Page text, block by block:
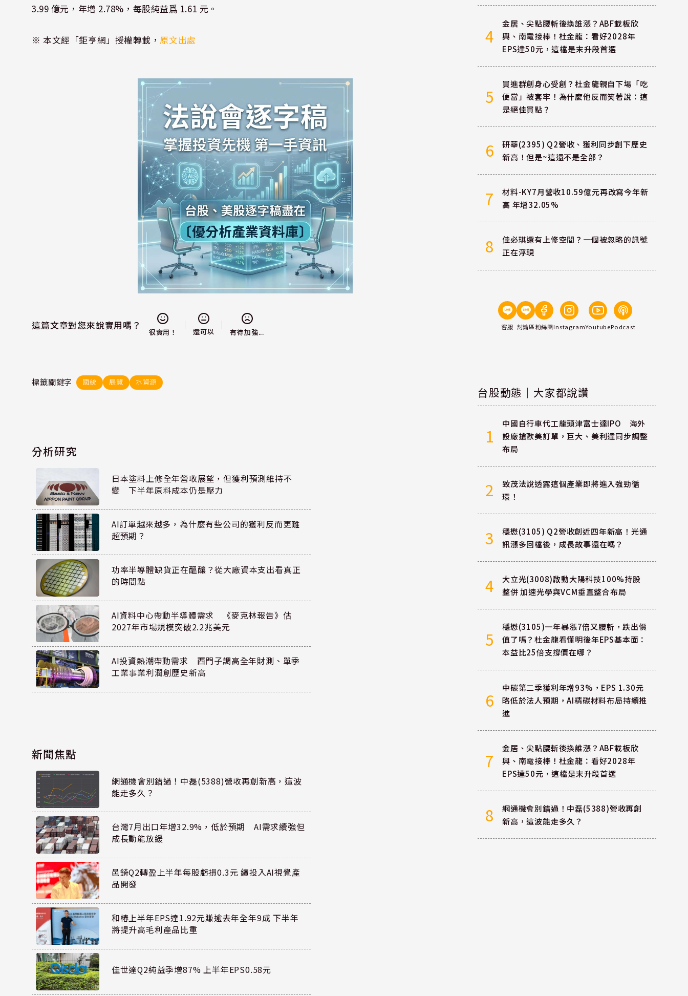
3.99 億元，年增 2.78%，每股純益爲 1.61 元。
※ 本文經「鉅亨網」授權轉載，原文出處
這篇文章對您來說實用嗎？
很實用！ 還可以 有待加強...
標籤關鍵字 國統 展覽 水資源
分析研究
日本塗料上修全年營收展望，但獲利預測維持不
變 下半年原料成本仍是壓力
AI訂單越來越多，為什麼有些公司的獲利反而更難
超預期？
功率半導體缺貨正在醞釀？從大廠資本支出看真正
的時間點
AI資料中心帶動半導體需求 《麥克林報告》估
2027年市場規模突破2.2兆美元
AI投資熱潮帶動需求 西門子調高全年財測、單季
工業事業利潤創歷史新高
新聞焦點
網通機會別錯過！中磊(5388)營收再創新高，這波
能走多久？
台灣7月出口年增32.9%，低於預期 AI需求續強但
成長動能放緩
邑錡Q2轉盈上半年每股虧損0.3元 續投入AI視覺產
品開發
和椿上半年EPS達1.92元賺逾去年全年9成 下半年
將提升高毛利產品比重
佳世達Q2純益季增87% 上半年EPS0.58元
4
金居、尖點腰斬後換誰漲？ABF載板欣
興、南電接棒！杜金龍：看好2028年
EPS達50元，這檔是末升段首選
5
買進群創身心受創？杜金龍親自下場「吃
便當」被套牢！為什麼他反而笑著說：這
是絕佳買點？
6
研華(2395) Q2營收、獲利同步創下歷史
新高！但是~這還不是全部？
7
材料-KY7月營收10.59億元再改寫今年新
高 年增32.05%
8
佳必琪還有上修空間？一個被忽略的訊號
正在浮現
客服 討論區粉絲團InstagramYoutubePodcast
台股動態｜大家都說讚
1
中國自行車代工龍頭津富士達IPO 海外
設廠搶歐美訂單，巨大、美利達同步調整
布局
2
致茂法說透露這個產業即將進入強勁循
環！
3
穩懋(3105) Q2營收創近四年新高！光通
訊漲多回檔後，成長故事還在嗎？
4
大立光(3008)啟動大陽科技100%持股
整併 加速光學與VCM垂直整合布局
5
穩懋(3105)一年暴漲7倍又腰斬，跌出價
值了嗎？杜金龍看懂明後年EPS基本面：
本益比25倍支撐價在哪？
6
中碳第二季獲利年增93%，EPS 1.30元
略低於法人預期，AI精碳材料布局持續推
進
7
金居、尖點腰斬後換誰漲？ABF載板欣
興、南電接棒！杜金龍：看好2028年
EPS達50元，這檔是末升段首選
8
網通機會別錯過！中磊(5388)營收再創
新高，這波能走多久？